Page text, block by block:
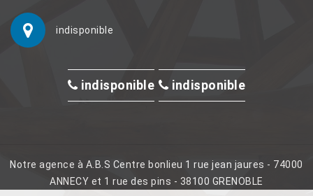
indisponible
indisponible indisponible
Notre agence à A.B.S Centre bonlieu 1 rue jean jaures - 74000
ANNECY et 1 rue des pins - 38100 GRENOBLE